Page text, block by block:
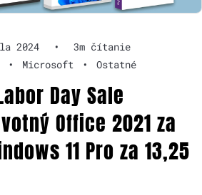
2024 •
3m čítanie
• Microsoft • Ostatné
Day Sale
Office 2021 za
11 Pro za 13,25